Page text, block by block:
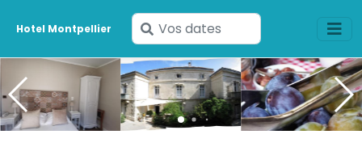
Hotel Montpellier
Saisissez
vos
dates